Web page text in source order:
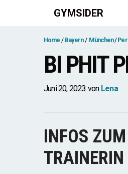
GYMSIDER
Home Bayern München
BI PHIT
Juni 20, 2023 von Lena
INFOS
TRAINERIN